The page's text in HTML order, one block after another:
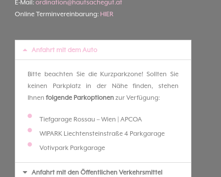
E-Mail: ordination@hautsachegut.at
Online Terminvereinbarung: HIER
Anfahrt mit dem Auto
Bitte beachten Sie die Kurzparkzone! Sollten Sie
keinen Parkplatz in der Nähe finden, stehen
Ihnen folgende Parkoptionen zur Verfügung:
Tiefgarage Rossau – Wien | APCOA
WIPARK Liechtensteinstraße 4 Parkgarage
Votivpark Parkgarage
Anfahrt mit den Öffentlichen Verkehrsmittel